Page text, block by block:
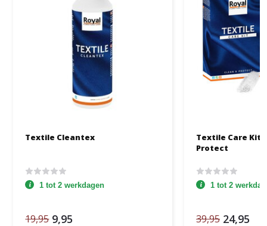
Textile Cleantex
1 tot 2 werkdagen
19,95 9,95
Textile Care Kit
Protect
1 tot 2
39,95 24,95